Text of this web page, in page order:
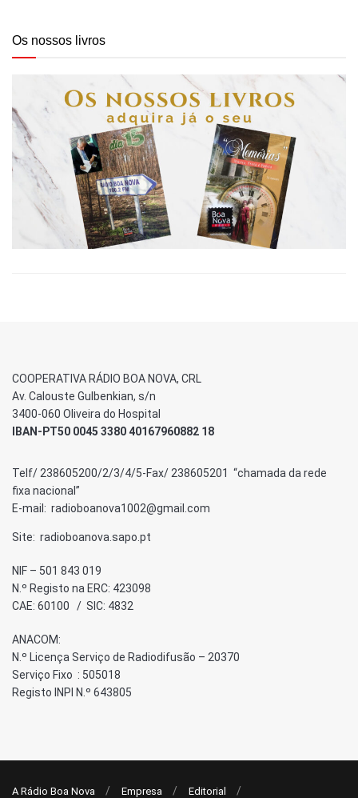
Os nossos livros
COOPERATIVA RÁDIO BOA NOVA, CRL
Av. Calouste Gulbenkian, s/n
3400-060 Oliveira do Hospital
IBAN-PT50 0045 3380 40167960882 18
Telf/ 238605200/2/3/4/5-Fax/ 238605201 “chamada da rede
fixa nacional”
E-mail: radioboanova1002@gmail.com
Site: radioboanova.sapo.pt
NIF – 501 843 019
N.º Registo na ERC: 423098
CAE: 60100 / SIC: 4832
ANACOM:
N.º Licença Serviço de Radiodifusão – 20370
Serviço Fixo : 505018
Registo INPI N.º 643805
A Rádio Boa Nova Empresa Editorial